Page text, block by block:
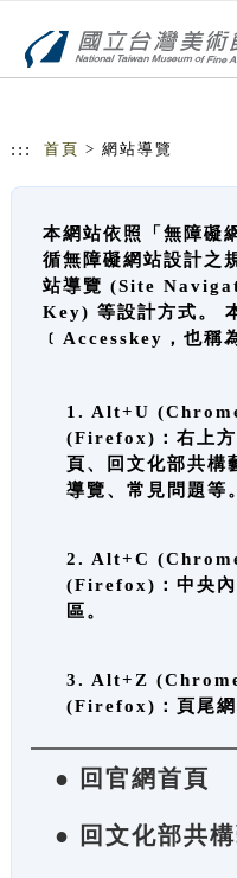
::: 首頁 > 網站導覽
本網站依照「無障礙
循無障礙網站設計之
站導覽 (Site
Key) 等設計方式。
﹝Accesskey，也稱
1. Alt+U
(Firefox)：右上方
頁、回文化部共構
導覽、常見問題等。
2. Alt+C
(Firefox)：中央內
區。
3. Alt+Z
(Firefox)：頁尾網
● 回官網首頁
● 回文化部共